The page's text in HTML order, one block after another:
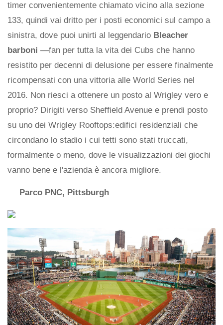
timer convenientemente chiamato vicino alla sezione
133, quindi vai dritto per i posti economici sul campo a
sinistra, dove puoi unirti al leggendario Bleacher
barboni —fan per tutta la vita dei Cubs che hanno
resistito per decenni di delusione per essere finalmente
ricompensati con una vittoria alle World Series nel
2016. Non riesci a ottenere un posto al Wrigley vero e
proprio? Dirigiti verso Sheffield Avenue e prendi posto
su uno dei Wrigley Rooftops:edifici residenziali che
circondano lo stadio i cui tetti sono stati truccati,
formalmente o meno, dove le visualizzazioni dei giochi
vanno bene e l'azienda è ancora migliore.
Parco PNC, Pittsburgh